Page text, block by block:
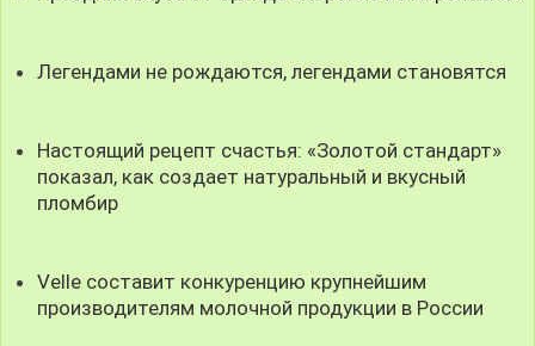
Легендами не рождаются, легендами становятся
Настоящий рецепт счастья: «Золотой стандарт»
показал, как создает натуральный и вкусный
пломбир
Velle составит конкуренцию крупнейшим
производителям молочной продукции в России